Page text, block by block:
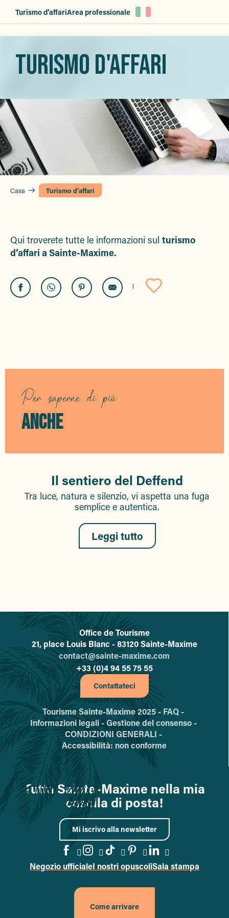
Turismo d’affariArea professionale
TURISMO D'AFFARI
Casa Turismo d’affari
Qui troverete tutte le informazioni sul turismo
d’affari a Sainte-Maxime.
Ajouter
Per saperne di più
ANCHE
Il sentiero del Deffend
Tra luce, natura e silenzio, vi aspetta una fuga
semplice e autentica.
Leggi tutto
L'office de tourisme de Sainte-
Office de Tourisme
21, place Louis Blanc - 83120 Sainte-Maxime
contact@sainte-maxime.com
+33 (0)4 94 55 75 55
Contattateci
Tourisme Sainte-Maxime 2025 - FAQ -
Informazioni legali -Gestione del consenso -
CONDIZIONI GENERALI -
Accessibilità: non conforme
Tutta Sainte-Maxime nella mia
casella di posta!
Mi iscrivo alla newsletter
Vai alla pagina Facebook
Vai alla pagina Instagram
Vai alla pagina TikTok
Vai alla pagina
Accedi alla
Negozio ufficialeI nostri opuscoliSala stampa
Come arrivare